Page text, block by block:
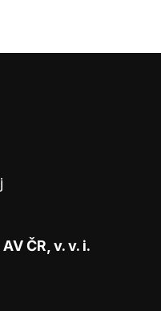
ČR, v. v. i.